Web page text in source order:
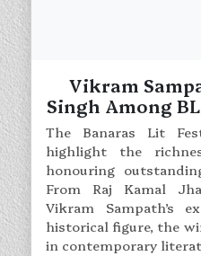
Vikram
Singh Among
The Banaras Lit
highlight the
honouring
From Raj Kamal
Vikram Sampath’s
historical figure, the
in contemporary